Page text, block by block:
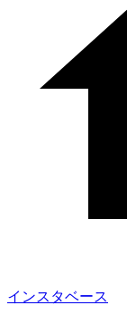
インスタベース